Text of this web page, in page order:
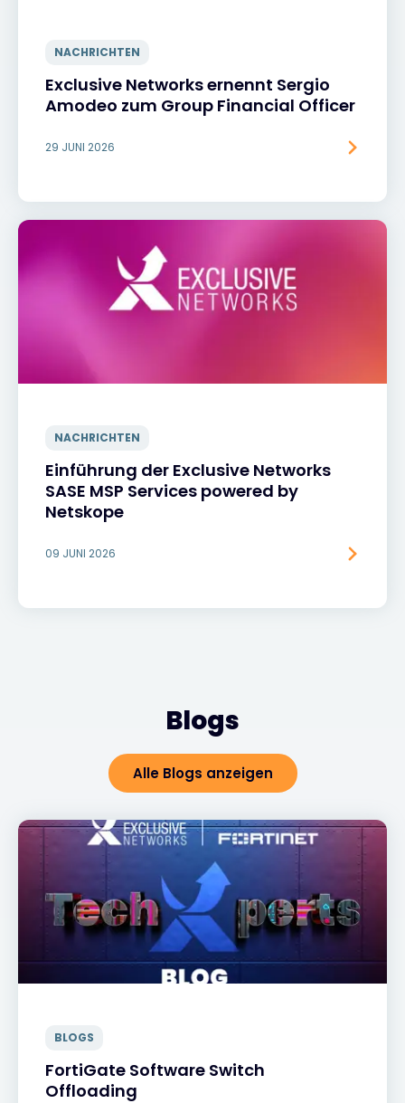
NACHRICHTEN
Exclusive Networks ernennt Sergio
Amodeo zum Group Financial Officer
29 JUNI 2026
NACHRICHTEN
Einführung der Exclusive Networks
SASE MSP Services powered by
Netskope
09 JUNI 2026
Blogs
Alle Blogs anzeigen
BLOGS
FortiGate Software Switch
Offloading